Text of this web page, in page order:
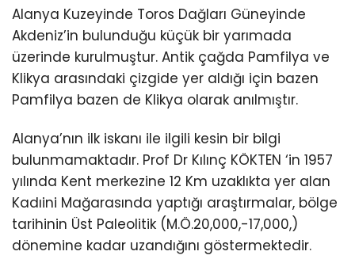
Alanya Kuzeyinde Toros Dağları Güneyinde
Akdeniz’in bulunduğu küçük bir yarımada
üzerinde kurulmuştur. Antik çağda Pamfilya ve
Klikya arasındaki çizgide yer aldığı için bazen
Pamfilya bazen de Klikya olarak anılmıştır.
Alanya’nın ilk iskanı ile ilgili kesin bir bilgi
bulunmamaktadır. Prof Dr Kılınç KÖKTEN ‘in 1957
yılında Kent merkezine 12 Km uzaklıkta yer alan
Kadıini Mağarasında yaptığı araştırmalar, bölge
tarihinin Üst Paleolitik (M.Ö.20,000,-17,000,)
dönemine kadar uzandığını göstermektedir.